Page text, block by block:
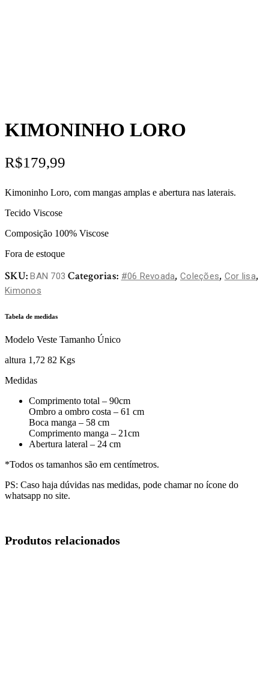
KIMONINHO LORO
R$179,99
Kimoninho Loro, com mangas amplas e abertura nas laterais.
Tecido Viscose
Composição 100% Viscose
Fora de estoque
SKU:BAN 703 Categorias: #06 Revoada,Coleções, Cor lisa,
Kimonos
Tabela de medidas
Modelo Veste Tamanho Único
altura 1,72 82 Kgs
Medidas
Comprimento total – 90cm
Ombro a ombro costa – 61 cm
Boca manga – 58 cm
Comprimento manga – 21cm
Abertura lateral – 24 cm
*Todos os tamanhos são em centímetros.
PS: Caso haja dúvidas nas medidas, pode chamar no ícone do
whatsapp no site.
Produtos relacionados